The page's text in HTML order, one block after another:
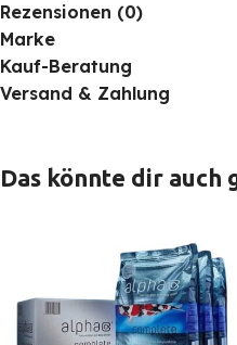
Rezensionen (0)
Marke
Kauf-Beratung
Versand & Zahlung
Das könnte dir